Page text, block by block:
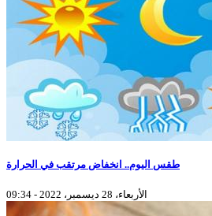
طقس اليوم.. انخفاض مرتقب في الحرارة
الأربعاء، 28 ديسمبر، 2022 - 09:34